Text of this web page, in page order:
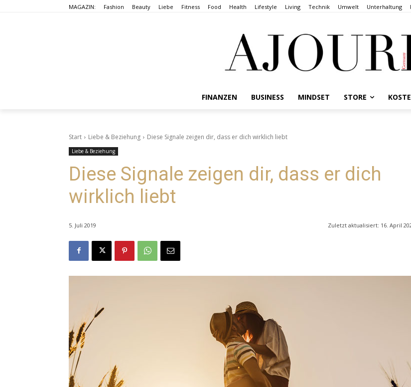
MAGAZIN: Fashion Beauty Liebe Fitness Food Health Lifestyle Living Technik Umwelt Unterhaltung
FINANZEN BUSINESS MINDSET STORE
Start Liebe & Beziehung Diese Signale zeigen dir, dass er dich wirklich liebt
Liebe & Beziehung
Diese Signale zeigen dir, dass er dich
wirklich liebt
5. Juli 2019 Zuletzt aktualisiert: 16. April